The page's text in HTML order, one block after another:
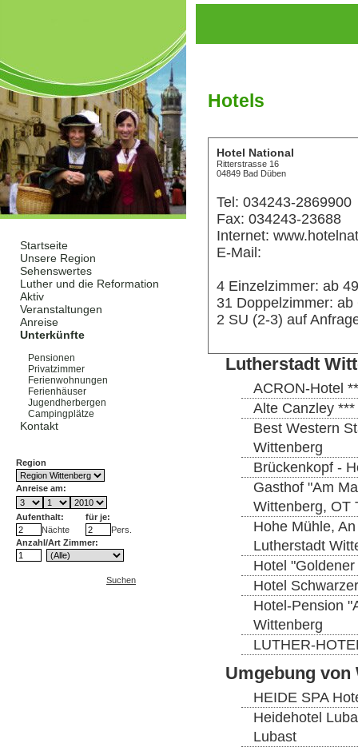
Startseite
Unsere Region
Sehenswertes
Luther und die Reformation
Aktiv
Veranstaltungen
Anreise
Unterkünfte
Pensionen
Privatzimmer
Ferienwohnungen
Ferienhäuser
Jugendherbergen
Campingplätze
Kontakt
Region
Anreise am:
Aufenthalt:
für je:
Nächte
Pers.
Anzahl/Art Zimmer:
Suchen
Hotels
Hotel National
Ritterstrasse 16
04849 Bad Düben
Tel: 034243-2869900
Fax: 034243-23688
Internet:
E-Mail:
4 Einzelzimmer: ab
31 Doppelzimmer: ab
2 SU (2-3) auf
Lutherstadt
ACRON-Hotel
Alte Canzley
Best Western
Wittenberg
Brückenkopf -
Gasthof "Am
Wittenberg, OT
Hohe Mühle,
Lutherstadt
Hotel
Hotel
Hotel-Pension
Wittenberg
LUTHER-
Umgebung von
HEIDE SPA
Heidehotel
Lubast